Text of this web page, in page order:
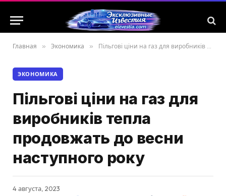
Главная » Экономика » Пільгові ціни на газ для виробників тепла продовжать до весни наступного року
ЭКОНОМИКА
Пільгові ціни на газ для
виробників тепла
продовжать до весни
наступного року
4 августа, 2023